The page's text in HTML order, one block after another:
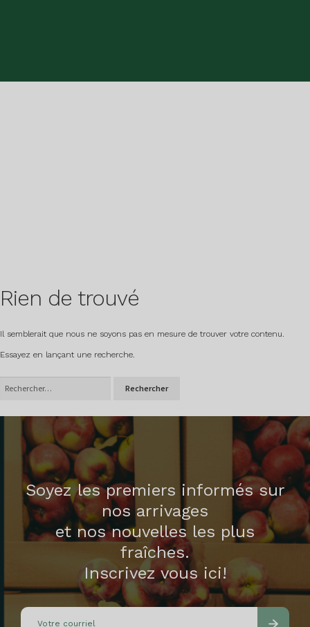
Rien de trouvé
Il semblerait que nous ne soyons pas en mesure de trouver votre contenu.
Essayez en lançant une recherche.
Rechercher :
Soyez les premiers informés sur
nos arrivages
et nos nouvelles les plus
fraîches.
Inscrivez vous ici!